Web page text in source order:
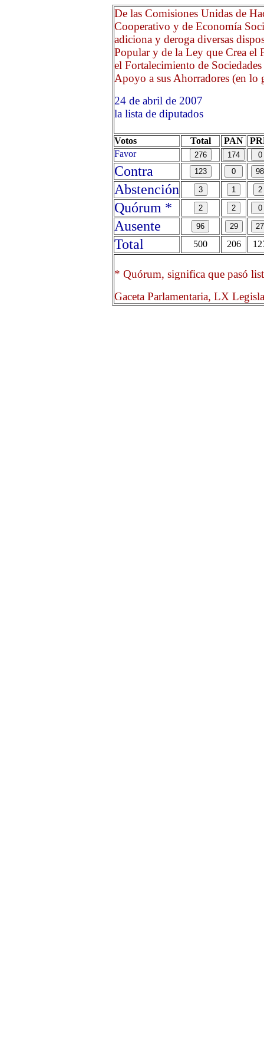
De las Comisiones Unidas de
Cooperativo y de Economía
adiciona y deroga diversas
Popular y de la Ley que Crea el
el Fortalecimiento de
Apoyo a sus Ahorradores (en lo
24 de abril de 2007
la lista de diputados
Votos Total PAN
Favor
Contra
Abstención
Quórum *
Ausente
Total
500 206
* Quórum, significa que pasó
Gaceta Parlamentaria, LX